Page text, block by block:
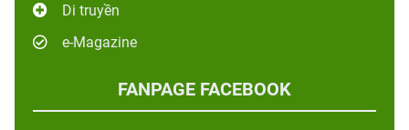
Di truyền
e-Magazine
FANPAGE FACEBOOK